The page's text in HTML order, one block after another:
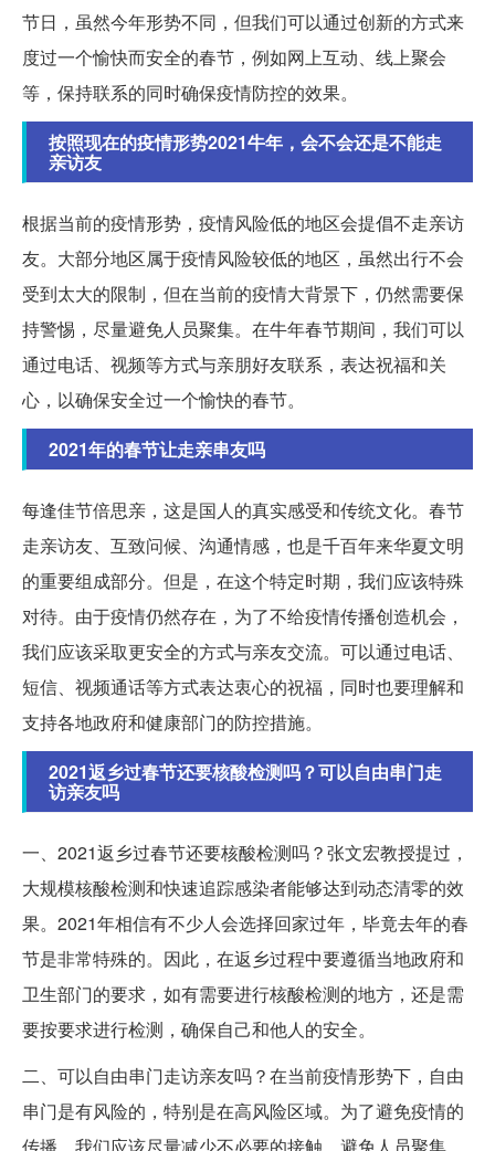
节日，虽然今年形势不同，但我们可以通过创新的方式来
度过一个愉快而安全的春节，例如网上互动、线上聚会
等，保持联系的同时确保疫情防控的效果。
按照现在的疫情形势2021牛年，会不会还是不能走
亲访友
根据当前的疫情形势，疫情风险低的地区会提倡不走亲访
友。大部分地区属于疫情风险较低的地区，虽然出行不会
受到太大的限制，但在当前的疫情大背景下，仍然需要保
持警惕，尽量避免人员聚集。在牛年春节期间，我们可以
通过电话、视频等方式与亲朋好友联系，表达祝福和关
心，以确保安全过一个愉快的春节。
2021年的春节让走亲串友吗
每逢佳节倍思亲，这是国人的真实感受和传统文化。春节
走亲访友、互致问候、沟通情感，也是千百年来华夏文明
的重要组成部分。但是，在这个特定时期，我们应该特殊
对待。由于疫情仍然存在，为了不给疫情传播创造机会，
我们应该采取更安全的方式与亲友交流。可以通过电话、
短信、视频通话等方式表达衷心的祝福，同时也要理解和
支持各地政府和健康部门的防控措施。
2021返乡过春节还要核酸检测吗？可以自由串门走
访亲友吗
一、2021返乡过春节还要核酸检测吗？张文宏教授提过，
大规模核酸检测和快速追踪感染者能够达到动态清零的效
果。2021年相信有不少人会选择回家过年，毕竟去年的春
节是非常特殊的。因此，在返乡过程中要遵循当地政府和
卫生部门的要求，如有需要进行核酸检测的地方，还是需
要按要求进行检测，确保自己和他人的安全。
二、可以自由串门走访亲友吗？在当前疫情形势下，自由
串门是有风险的，特别是在高风险区域。为了避免疫情的